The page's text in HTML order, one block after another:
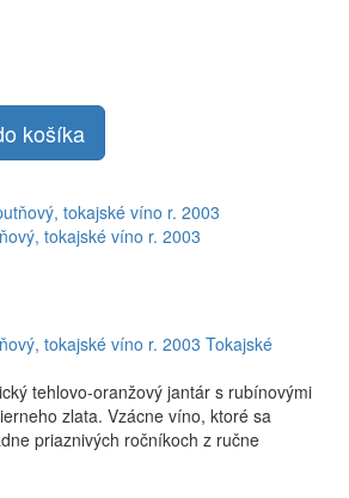
košíka
tokajské víno r. 2003
tokajské víno r. 2003 Tokajské
tehlovo-oranžový jantár s rubínovými
zlata. Vzácne víno, ktoré sa
priaznivých ročníkoch z ručne